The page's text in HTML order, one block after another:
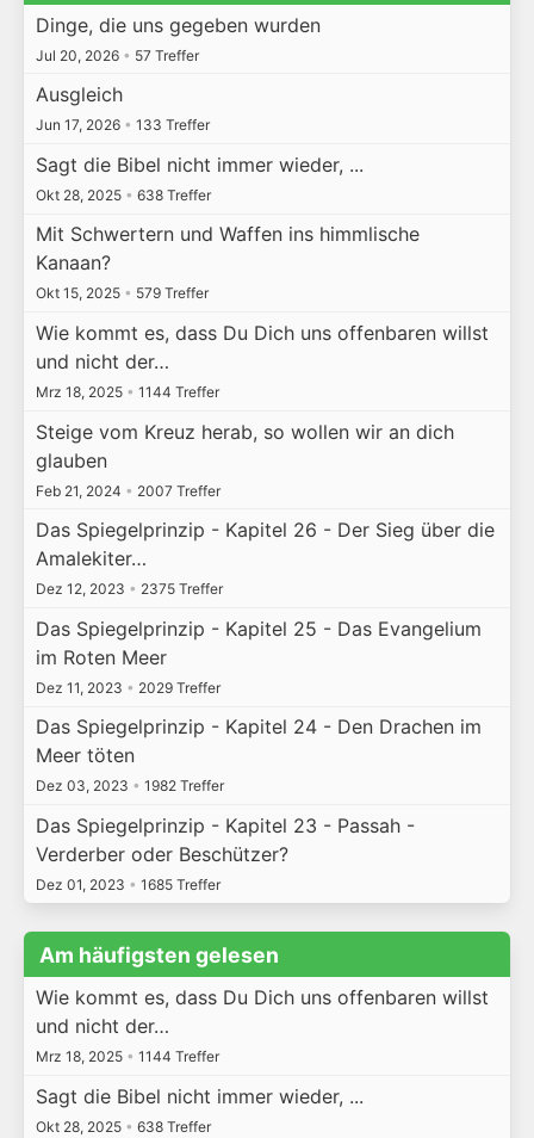
Dinge, die uns gegeben wurden
Jul 20, 2026 • 57 Treffer
Ausgleich
Jun 17, 2026 • 133 Treffer
Sagt die Bibel nicht immer wieder, ...
Okt 28, 2025 • 638 Treffer
Mit Schwertern und Waffen ins himmlische
Kanaan?
Okt 15, 2025 • 579 Treffer
Wie kommt es, dass Du Dich uns offenbaren willst
und nicht der…
Mrz 18, 2025 • 1144 Treffer
Steige vom Kreuz herab, so wollen wir an dich
glauben
Feb 21, 2024 • 2007 Treffer
Das Spiegelprinzip - Kapitel 26 - Der Sieg über die
Amalekiter…
Dez 12, 2023 • 2375 Treffer
Das Spiegelprinzip - Kapitel 25 - Das Evangelium
im Roten Meer
Dez 11, 2023 • 2029 Treffer
Das Spiegelprinzip - Kapitel 24 - Den Drachen im
Meer töten
Dez 03, 2023 • 1982 Treffer
Das Spiegelprinzip - Kapitel 23 - Passah -
Verderber oder Beschützer?
Dez 01, 2023 • 1685 Treffer
Am häufigsten gelesen
Wie kommt es, dass Du Dich uns offenbaren willst
und nicht der…
Mrz 18, 2025 • 1144 Treffer
Sagt die Bibel nicht immer wieder, ...
Okt 28, 2025 • 638 Treffer